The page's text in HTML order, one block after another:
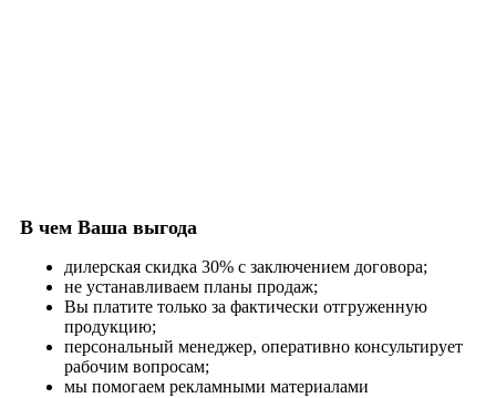
В чем Ваша выгода
дилерская скидка 30% с заключением договора;
не устанавливаем планы продаж;
Вы платите только за фактически отгруженную
продукцию;
персональный менеджер, оперативно консультирует
рабочим вопросам;
мы помогаем рекламными материалами